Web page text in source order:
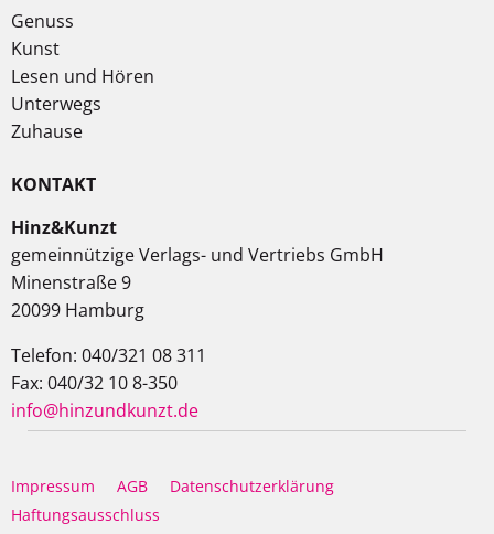
Genuss
Kunst
Lesen und Hören
Unterwegs
Zuhause
KONTAKT
Hinz&Kunzt
gemeinnützige Verlags- und Vertriebs GmbH
Minenstraße 9
20099 Hamburg
Telefon: 040/321 08 311
Fax: 040/32 10 8-350
info@hinzundkunzt.de
Impressum AGB
Datenschutzerklärung
Haftungsausschluss